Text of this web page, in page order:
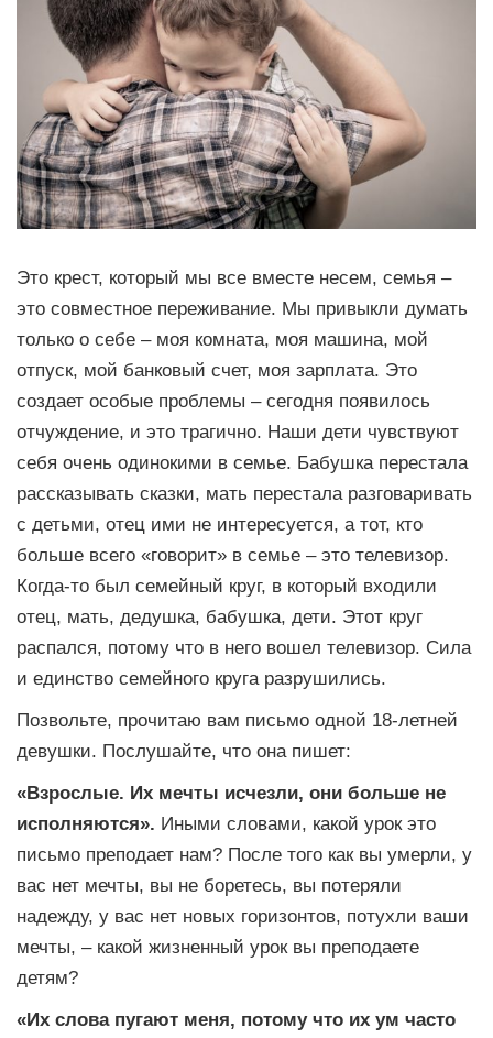
Это крест, который мы все вместе несем, семья –
это совместное переживание. Мы привыкли думать
только о себе – моя комната, моя машина, мой
отпуск, мой банковый счет, моя зарплата. Это
создает особые проблемы – сегодня появилось
отчуждение, и это трагично. Наши дети чувствуют
себя очень одинокими в семье. Бабушка перестала
рассказывать сказки, мать перестала разговаривать
с детьми, отец ими не интересуется, а тот, кто
больше всего «говорит» в семье – это телевизор.
Когда-то был семейный круг, в который входили
отец, мать, дедушка, бабушка, дети. Этот круг
распался, потому что в него вошел телевизор. Сила
и единство семейного круга разрушились.
Позвольте, прочитаю вам письмо одной 18-летней
девушки. Послушайте, что она пишет:
«Взрослые. Их мечты исчезли, они больше не
исполняются». Иными словами, какой урок это
письмо преподает нам? После того как вы умерли, у
вас нет мечты, вы не боретесь, вы потеряли
надежду, у вас нет новых горизонтов, потухли ваши
мечты, – какой жизненный урок вы преподаете
детям?
«Их слова пугают меня, потому что их ум часто